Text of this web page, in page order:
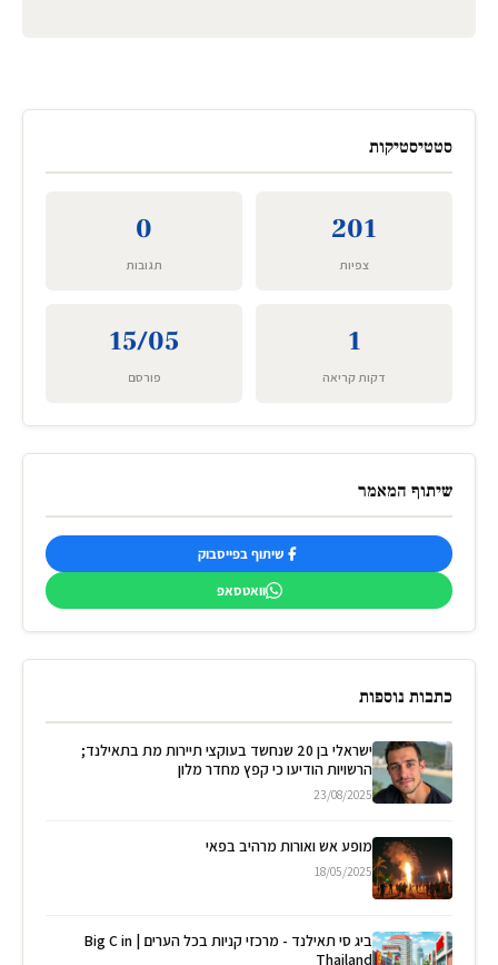
סטטיסטיקות
201
צפיות
0
תגובות
1
דקות קריאה
15/05
פורסם
שיתוף המאמר
שיתוף בפייסבוק
וואטסאפ
כתבות נוספות
ישראלי בן 20 שנחשד בעוקצי תיירות מת בתאילנד;
הרשויות הודיעו כי קפץ מחדר מלון
23/08/2025
מופע אש ואורות מרהיב בפאי
18/05/2025
ביג סי תאילנד - מרכזי קניות בכל הערים | Big C in
Thailand